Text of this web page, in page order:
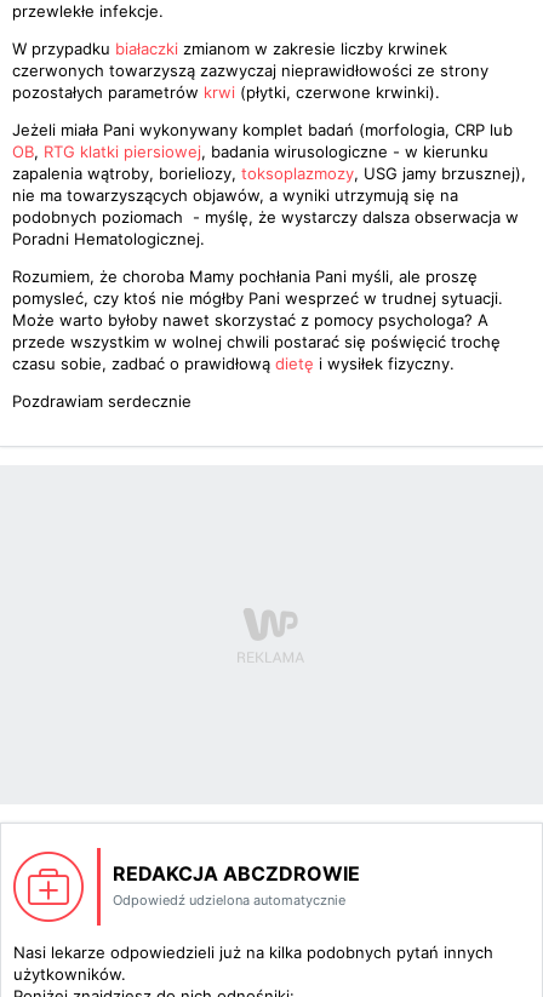
przewlekłe infekcje.
W przypadku białaczki zmianom w zakresie liczby krwinek
czerwonych towarzyszą zazwyczaj nieprawidłowości ze strony
pozostałych parametrów krwi (płytki, czerwone krwinki).
Jeżeli miała Pani wykonywany komplet badań (morfologia, CRP lub
OB, RTG klatki piersiowej, badania wirusologiczne - w kierunku
zapalenia wątroby, borieliozy, toksoplazmozy, USG jamy brzusznej),
nie ma towarzyszących objawów, a wyniki utrzymują się na
podobnych poziomach - myślę, że wystarczy dalsza obserwacja w
Poradni Hematologicznej.
Rozumiem, że choroba Mamy pochłania Pani myśli, ale proszę
pomysleć, czy ktoś nie mógłby Pani wesprzeć w trudnej sytuacji.
Może warto byłoby nawet skorzystać z pomocy psychologa? A
przede wszystkim w wolnej chwili postarać się poświęcić trochę
czasu sobie, zadbać o prawidłową dietę i wysiłek fizyczny.
Pozdrawiam serdecznie
REDAKCJA ABCZDROWIE
Odpowiedź udzielona automatycznie
Nasi lekarze odpowiedzieli już na kilka podobnych pytań innych
użytkowników.